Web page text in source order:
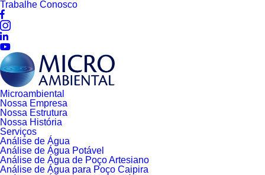
Trabalhe Conosco
Microambiental
Nossa Empresa
Nossa Estrutura
Nossa História
Serviços
Análise de Água
Análise de Água Potável
Análise de Água de Poço Artesiano
Análise de Água para Poço Caipira